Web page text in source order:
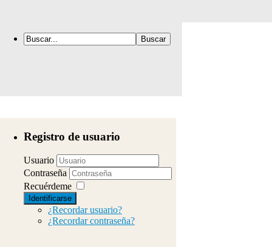
Registro de usuario
Usuario
Contraseña
Recuérdeme
Identificarse
¿Recordar usuario?
¿Recordar contraseña?